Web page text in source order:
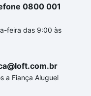
0800 001
feira das 9:00 às
a Fiança Aluguel